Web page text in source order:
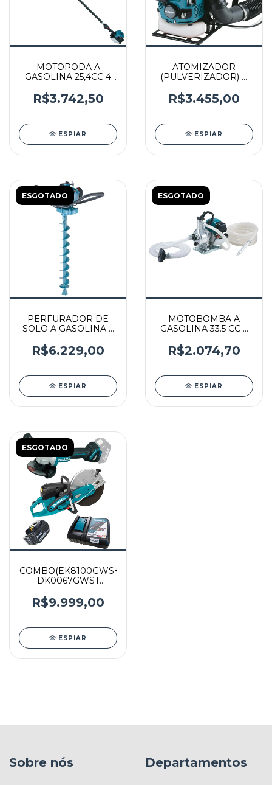
MOTOPODA A
GASOLINA 25,4CC 4
METROS -
EY2650HG25H -
R$3.742,50
ESPIAR
ATOMIZADOR
(PULVERIZADOR) A
TEMPOS - PM7650HG
- MAKITA
R$3.455,00
ESPIAR
ESGOTADO
PERFURADOR DE
SOLO A GASOLINA 4
- MAKITA
R$6.229,00
ESPIAR
ESGOTADO
MOTOBOMBA A
GASOLINA 33.5 CC 4
EW1060HXG -
MAKITA
R$2.074,70
ESPIAR
ESGOTADO
COMBO(EK8100GWS+DGA504Z+BL1850B(1)DC18R
DK0067GWST
R$9.999,00
ESPIAR
Sobre nós Departamentos